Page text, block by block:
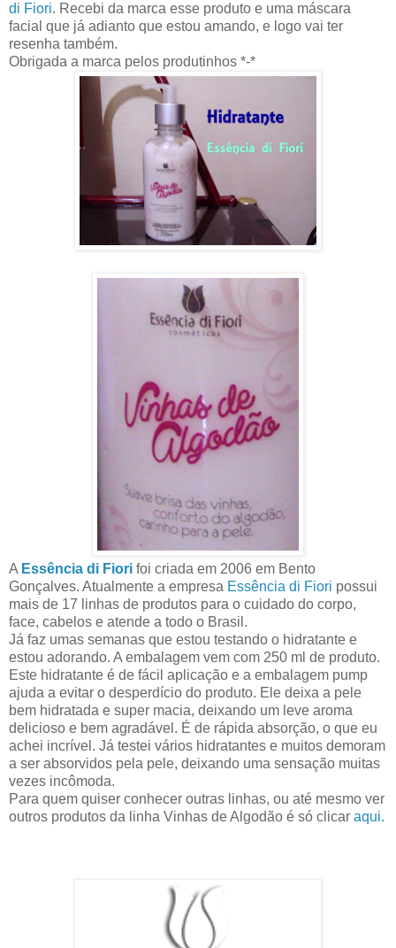
di Fiori. Recebi da marca esse produto e uma máscara
facial que já adianto que estou amando, e logo vai ter
resenha também.
Obrigada a marca pelos produtinhos *-*
A Essência di Fiori foi criada em 2006 em Bento
Gonçalves. Atualmente a empresa Essência di Fiori possui
mais de 17 linhas de produtos para o cuidado do corpo,
face, cabelos e atende a todo o Brasil.
Já faz umas semanas que estou testando o hidratante e
estou adorando. A embalagem vem com 250 ml de produto.
Este hidratante é de fácil aplicação e a embalagem pump
ajuda a evitar o desperdício do produto. Ele deixa a pele
bem hidratada e super macia, deixando um leve aroma
delicioso e bem agradável. É de rápida absorção, o que eu
achei incrível. Já testei vários hidratantes e muitos demoram
a ser absorvidos pela pele, deixando uma sensação muitas
vezes incômoda.
Para quem quiser conhecer outras linhas, ou até mesmo ver
outros produtos da linha Vinhas de Algodão é só clicar aqui.